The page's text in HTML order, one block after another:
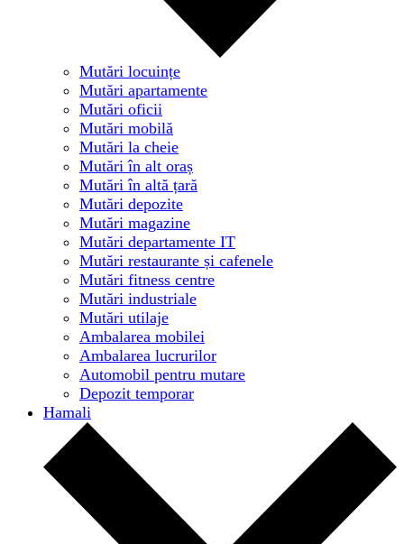
Mutări locuințe
Mutări apartamente
Mutări oficii
Mutări mobilă
Mutări la cheie
Mutări în alt oraș
Mutări în altă țară
Mutări depozite
Mutări magazine
Mutări departamente IT
Mutări restaurante și cafenele
Mutări fitness centre
Mutări industriale
Mutări utilaje
Ambalarea mobilei
Ambalarea lucrurilor
Automobil pentru mutare
Depozit temporar
Hamali